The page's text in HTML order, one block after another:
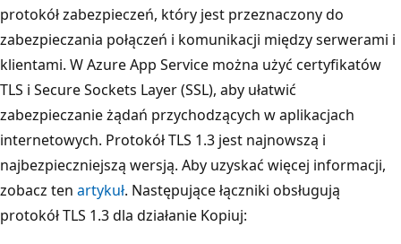
protokół zabezpieczeń, który jest przeznaczony do
zabezpieczania połączeń i komunikacji między serwerami i
klientami. W Azure App Service można użyć certyfikatów
TLS i Secure Sockets Layer (SSL), aby ułatwić
zabezpieczanie żądań przychodzących w aplikacjach
internetowych. Protokół TLS 1.3 jest najnowszą i
najbezpieczniejszą wersją. Aby uzyskać więcej informacji,
zobacz ten artykuł. Następujące łączniki obsługują
protokół TLS 1.3 dla działanie Kopiuj: